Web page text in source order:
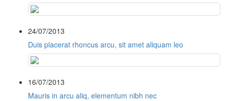
24/07/2013
Duis placerat rhoncus arcu, sit amet aliquam leo
16/07/2013
Mauris in arcu aliq, elementum nibh nec